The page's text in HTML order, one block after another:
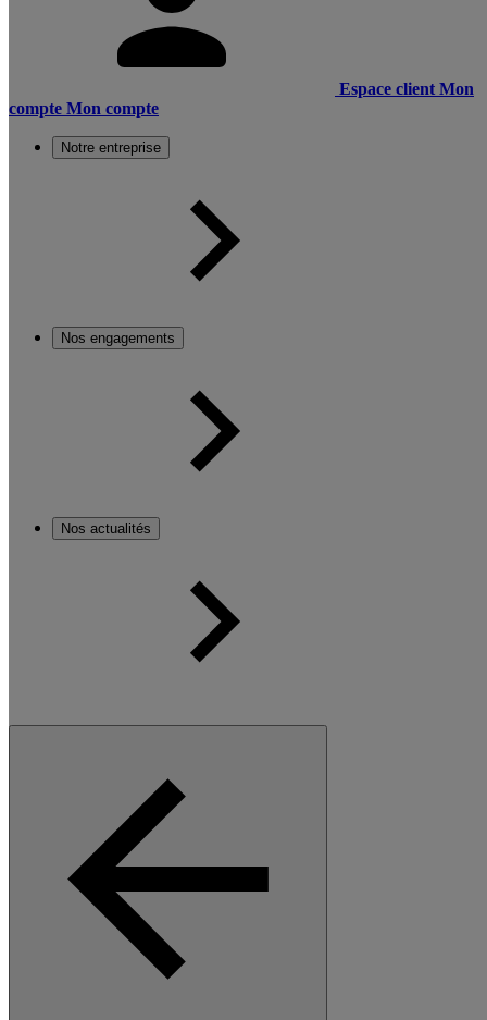
Espace client Mon
compte Mon compte
Notre entreprise
Nos engagements
Nos actualités